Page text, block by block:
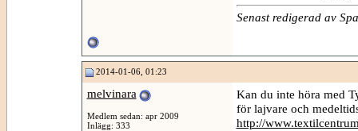
Senast redigerad av
2014-01-06, 01:23
melvinara
Medlem sedan: apr 2009
Inlägg: 333
Kan du inte höra med
för lajvare och
http://